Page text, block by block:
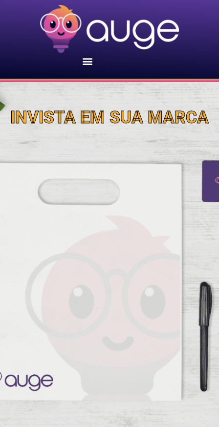
Menu
INVISTA EM SUA MARCA